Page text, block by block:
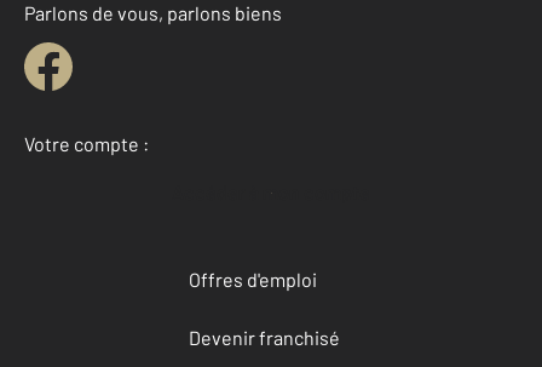
Parlons de vous, parlons biens
Votre compte :
Accéder à mon compte
Offres d'emploi
Devenir franchisé